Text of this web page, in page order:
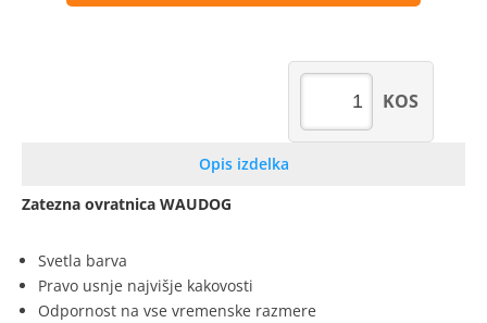
KOS
Opis izdelka
Zatezna ovratnica WAUDOG
Svetla barva
Pravo usnje najvišje kakovosti
Odpornost na vse vremenske razmere